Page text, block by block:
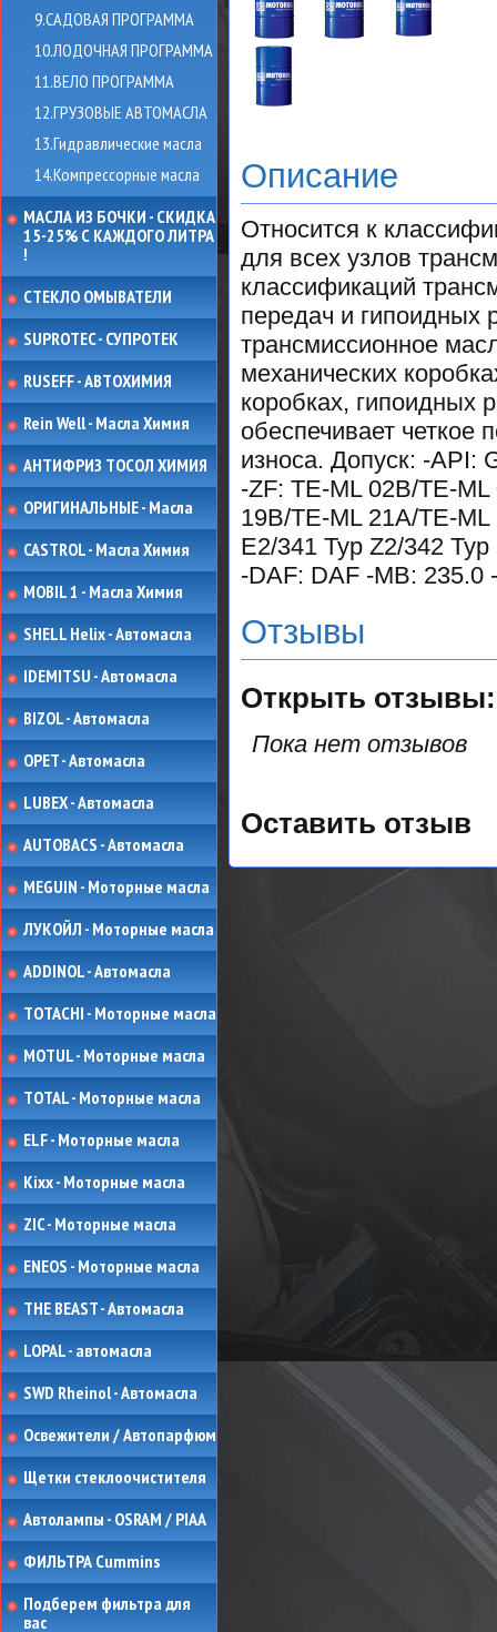
9.САДОВАЯ ПРОГРАММА
10.ЛОДОЧНАЯ ПРОГРАММА
11.ВЕЛО ПРОГРАММА
12.ГРУЗОВЫЕ АВТОМАСЛА
13.Гидравлические масла
14.Компрессорные масла
МАСЛА ИЗ БОЧКИ - СКИДКА
15-25% С КАЖДОГО ЛИТРА
!
СТЕКЛО ОМЫВАТЕЛИ
SUPROTEC - СУПРОТЕК
RUSEFF - АВТОХИМИЯ
Rein Well - Масла Химия
АНТИФРИЗ ТОСОЛ ХИМИЯ
ОРИГИНАЛЬНЫЕ - Масла
CASTROL - Масла Химия
MOBIL 1 - Масла Химия
SHELL Helix - Автомасла
IDEMITSU - Автомасла
BIZOL - Автомасла
OPET - Автомасла
LUBEX - Автомасла
AUTOBACS - Автомасла
MEGUIN - Моторные масла
ЛУКОЙЛ - Моторные масла
ADDINOL - Автомасла
TOTACHI - Моторные масла
MOTUL - Моторные масла
TOTAL - Моторные масла
ELF - Моторные масла
Kixx - Моторные масла
ZIC - Моторные масла
ENEOS - Моторные масла
THE BEAST - Автомасла
LOPAL - автомасла
SWD Rheinol - Автомасла
Освежители / Автопарфюм
Щетки стеклоочистителя
Автолампы - OSRAM / PIAA
ФИЛЬТРА Cummins
Подберем фильтра для
вас
Описание
Относится к
для всех узлов
классификаций
передач и гипоидных
трансмиссионное
механических
коробках, гипоидных
обеспечивает
износа. Допуск: -API:
-ZF: TE-ML 02B/TE-
19B/TE-ML 21A/TE-
E2/341 Typ Z2/342
-DAF: DAF -MB: 235.0
Отзывы
Открыть
Пока нет отзывов
Оставить отзыв